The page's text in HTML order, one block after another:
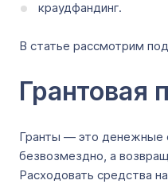
краудфандинг.
В статье рассмотрим
Грантовая
Гранты — это денежные
безвозмездно, а
Расходовать средства